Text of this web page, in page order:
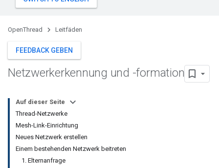
OpenThread Leitfäden
FEEDBACK GEBEN
Netzwerkerkennung und -formation
Auf dieser Seite
Thread-Netzwerke
Mesh-Link-Einrichtung
Neues Netzwerk erstellen
Einem bestehenden Netzwerk beitreten
1. Elternanfrage